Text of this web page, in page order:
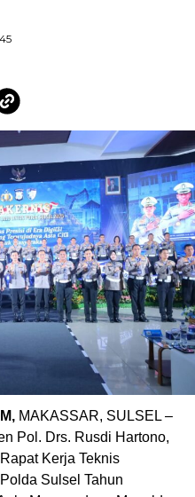
MAKASSAR, SULSEL –
Pol. Drs. Rusdi Hartono,
Kerja Teknis
Sulsel Tahun